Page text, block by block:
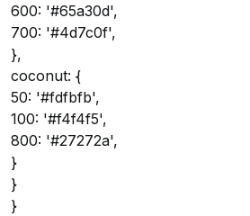
600: '#65a30d',
700: '#4d7c0f',
},
coconut: {
50: '#fdfbfb',
100: '#f4f4f5',
800: '#27272a',
}
}
}